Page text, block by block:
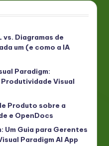
vs. Diagramas de
um (e como a IA
Paradigm:
Visual
Produto sobre a
e OpenDocs
Um Guia para Gerentes
Paradigm AI App